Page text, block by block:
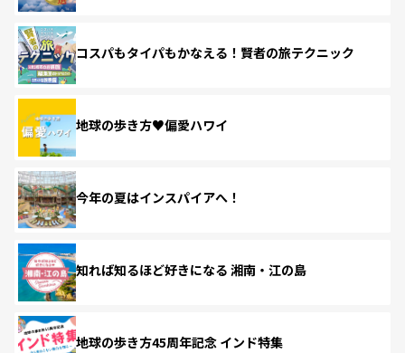
コスパもタイパもかなえる！賢者の旅テクニック
地球の歩き方♥偏愛ハワイ
今年の夏はインスパイアへ！
知れば知るほど好きになる 湘南・江の島
地球の歩き方45周年記念 インド特集